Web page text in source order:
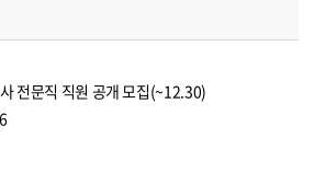
전문직 직원 공개 모집(~12.30)